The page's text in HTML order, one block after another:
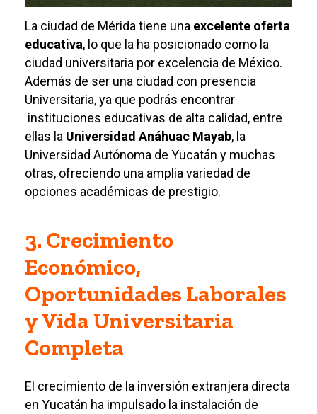
La ciudad de Mérida tiene una excelente oferta
educativa, lo que la ha posicionado como la
ciudad universitaria por excelencia de México.
Además de ser una ciudad con presencia
Universitaria, ya que podrás encontrar
instituciones educativas de alta calidad, entre
ellas la Universidad Anáhuac Mayab, la
Universidad Autónoma de Yucatán y muchas
otras, ofreciendo una amplia variedad de
opciones académicas de prestigio.
3. Crecimiento
Económico,
Oportunidades Laborales
y Vida Universitaria
Completa
El crecimiento de la inversión extranjera directa
en Yucatán ha impulsado la instalación de